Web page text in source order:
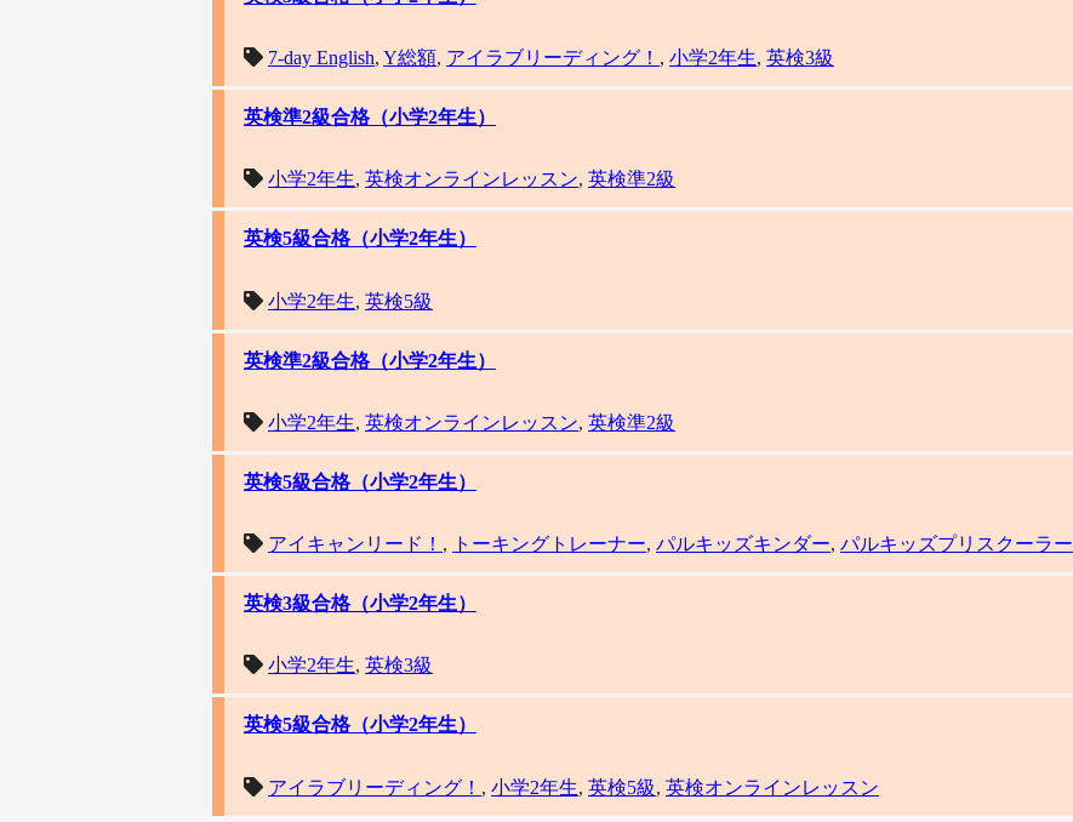
7-day English, Y総額, アイラブリーディング！ , 小学2年生, 英検3級
英検準2級合格（小学2年生）
小学2年生, 英検オンラインレッスン, 英検準2級
英検5級合格（小学2年生）
小学2年生, 英検5級
英検準2級合格（小学2年生）
小学2年生, 英検オンラインレッスン, 英検準2級
英検5級合格（小学2年生）
アイキャンリード！ , トーキングトレーナー, パルキッズキンダー, パルキッズプリスクーラー
英検3級合格（小学2年生）
小学2年生, 英検3級
英検5級合格（小学2年生）
アイラブリーディング！ , 小学2年生, 英検5級, 英検オンラインレッスン